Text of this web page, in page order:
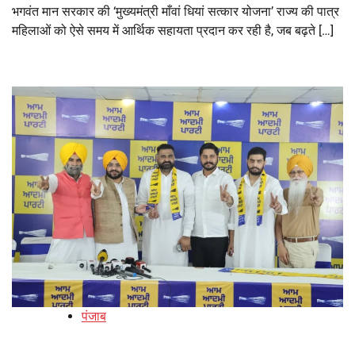
भगवंत मान सरकार की ‘मुख्यमंत्री माँवां धियां सत्कार योजना’ राज्य की पात्र
महिलाओं को ऐसे समय में आर्थिक सहायता प्रदान कर रही है, जब बढ़ते […]
पंजाब